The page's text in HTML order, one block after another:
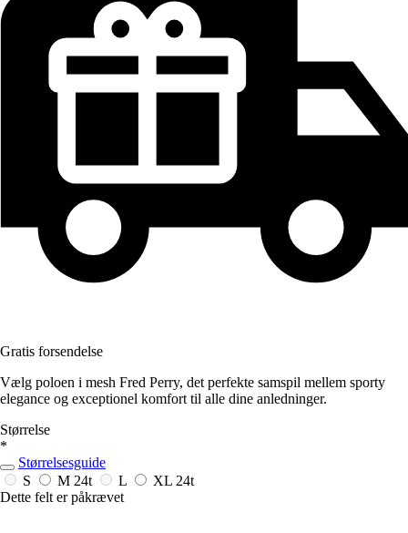
Gratis forsendelse
Vælg poloen i mesh Fred Perry, det perfekte samspil mellem sporty
elegance og exceptionel komfort til alle dine anledninger.
Størrelse
*
Størrelsesguide
S
M 24t L XL 24t
Dette felt er påkrævet